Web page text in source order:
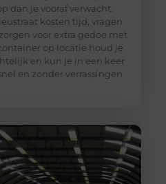
dan je vooraf verwacht.
kosten tijd, vragen
voor extra gedoe met
op locatie houd je
en kun je in een keer
en zonder verrassingen